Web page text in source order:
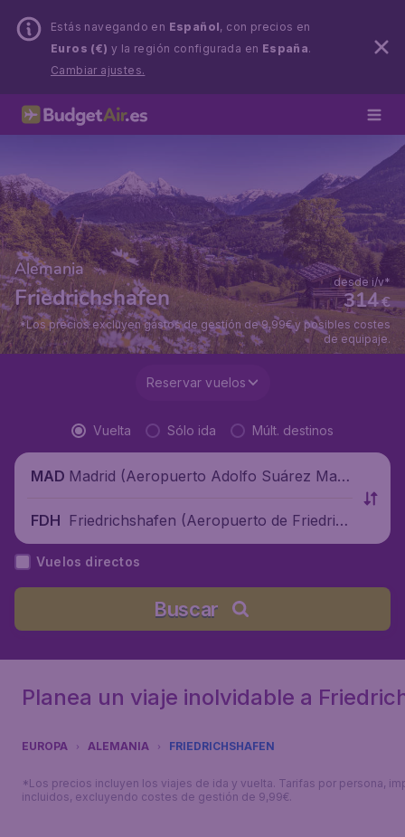
Estás navegando en Español, con precios en
Euros (€) y la región configurada en España.
Cambiar ajustes.
Alemania
Friedrichshafen €
314
desde i/v*
*Los precios excluyen gastos de gestión de 9,99€ y posibles costes
de equipaje.
Reservar vuelos
Vuelta Sólo ida Múlt. destinos
MAD Madrid (Aeropuerto Adolfo Suárez Madr
FDH Friedrichshafen (Aeropuerto de Friedrich
shafen), Alemania
Vuelos directos
Buscar
Planea un viaje inolvidable a
EUROPA ALEMANIA FRIEDRICHSHAFEN
*Los precios incluyen los viajes de ida y vuelta. Tarifas por persona,
incluidos, excluyendo costes de gestión de 9,99€.